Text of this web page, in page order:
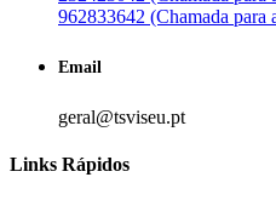
962833642 (Chamada para
Email
geral@tsviseu.pt
Links Rápidos